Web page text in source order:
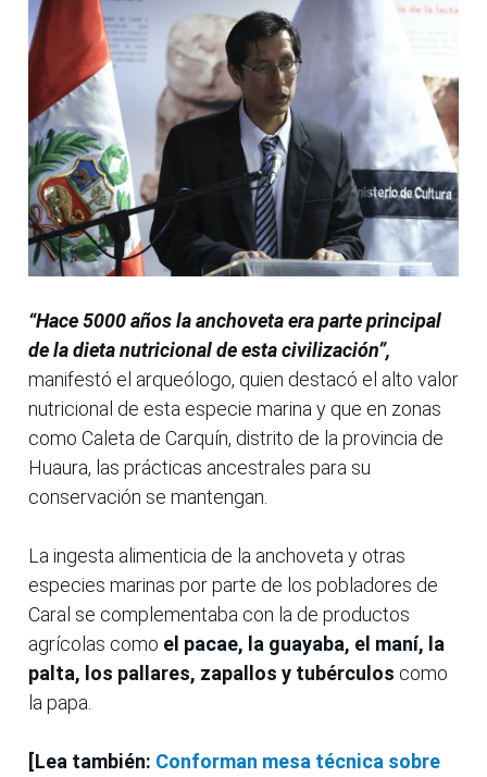
“Hace 5000 años la anchoveta era parte principal
de la dieta nutricional de esta civilización”,
manifestó el arqueólogo, quien destacó el alto valor
nutricional de esta especie marina y que en zonas
como Caleta de Carquín, distrito de la provincia de
Huaura, las prácticas ancestrales para su
conservación se mantengan.
La ingesta alimenticia de la anchoveta y otras
especies marinas por parte de los pobladores de
Caral se complementaba con la de productos
agrícolas como el pacae, la guayaba, el maní, la
palta, los pallares, zapallos y tubérculos como
la papa.
[Lea también: Conforman mesa técnica sobre